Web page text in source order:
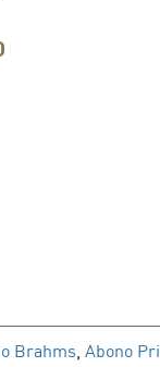
Brahms, Abono